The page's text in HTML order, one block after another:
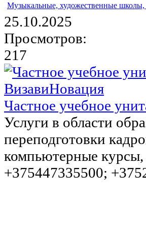
Музыкальные, художественные
25.10.2025
Просмотров:
217
Частное учебное
Услуги в области
переподготовки
компьютерные
+375447335500;